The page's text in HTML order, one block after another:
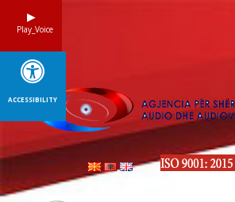
Play_Voice
ACCESSIBILITY